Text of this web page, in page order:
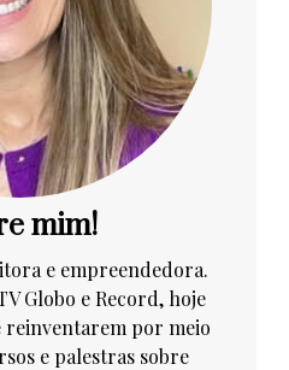
mim!
e empreendedora.
Globo e Record, hoje
reinventarem por meio
e palestras sobre